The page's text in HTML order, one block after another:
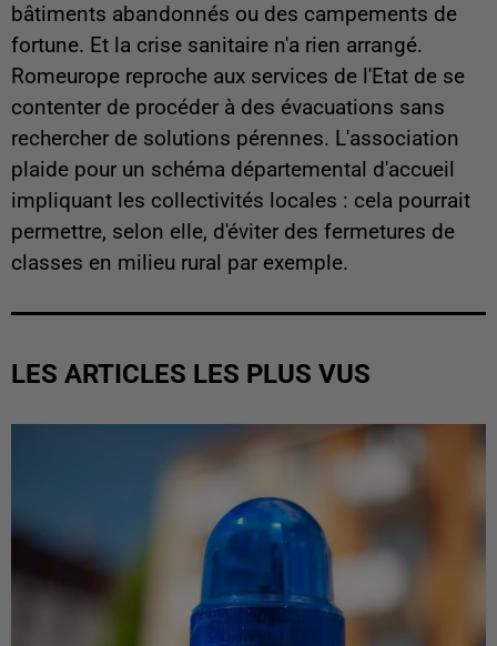
bâtiments abandonnés ou des campements de
fortune. Et la crise sanitaire n'a rien arrangé.
Romeurope reproche aux services de l'Etat de se
contenter de procéder à des évacuations sans
rechercher de solutions pérennes. L'association
plaide pour un schéma départemental d'accueil
impliquant les collectivités locales : cela pourrait
permettre, selon elle, d'éviter des fermetures de
classes en milieu rural par exemple.
LES ARTICLES LES PLUS VUS